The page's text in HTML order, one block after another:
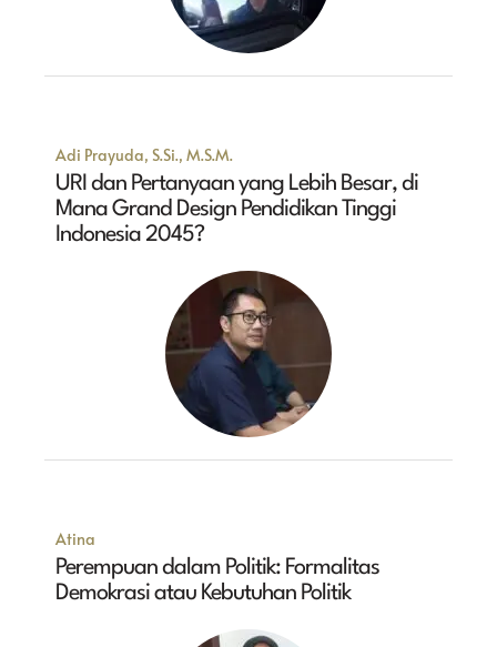
Adi Prayuda, S.Si., M.S.M.
URI dan Pertanyaan yang Lebih Besar, di
Mana Grand Design Pendidikan Tinggi
Indonesia 2045?
Atina
Perempuan dalam Politik: Formalitas
Demokrasi atau Kebutuhan Politik